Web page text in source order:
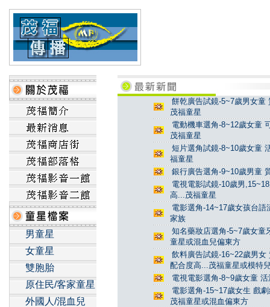
男童星
女童星
雙胞胎
原住民/客家童星
外國人/混血兒
餅乾廣告試鏡-5~7歲男女
茂福童星
電動機車選角-8~12歲女童
茂福童星
短片選角試鏡-8~10歲女童
福童星
銀行廣告選角-9~10歲男童
電視電影試鏡-10歲男
高...茂福童星
電影選角-14~17歲女孩台
家族
知名藥妝店選角-5~7歲女童
童星或混血兒偏東方
飲料廣告試鏡-16~22歲男
配合度高...茂福童星或模特
電視電影選角-8~9歲女童
電影選角-15~17歲女生 戲
茂福童星或混血偏東方